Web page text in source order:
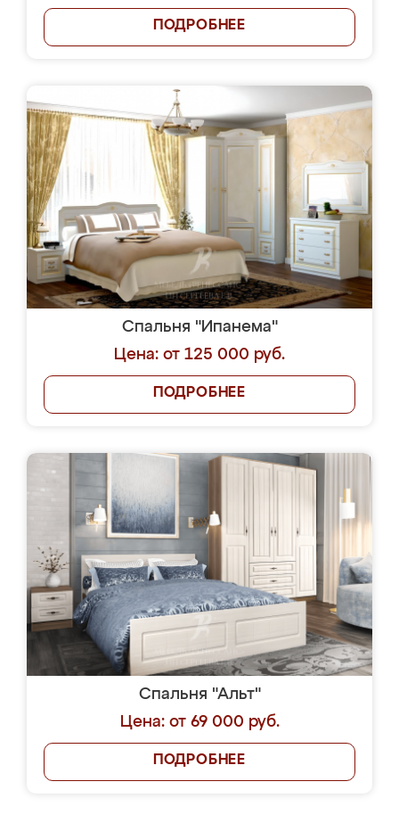
ПОДРОБНЕЕ
Спальня "Ипанема"
Цена: от 125 000 руб.
ПОДРОБНЕЕ
Спальня "Альт"
Цена: от 69 000 руб.
ПОДРОБНЕЕ